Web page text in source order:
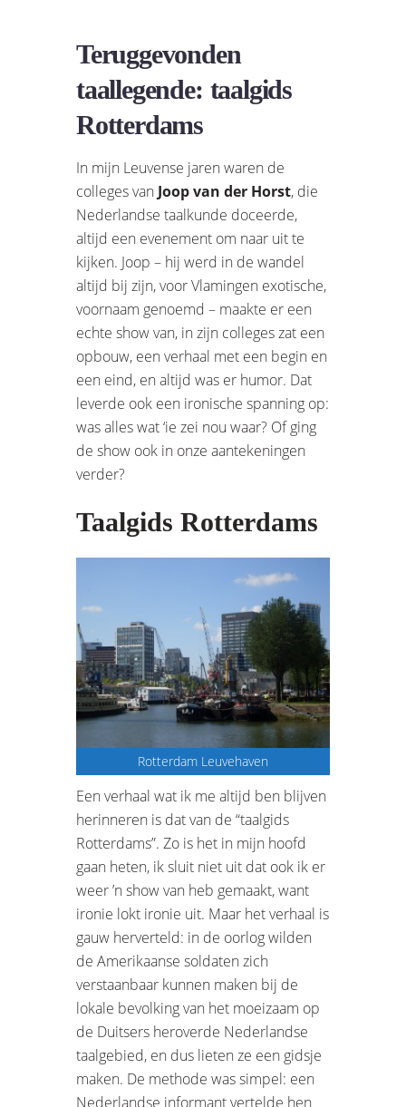
Teruggevonden
taallegende: taalgids
Rotterdams
In mijn Leuvense jaren waren de
colleges van Joop van der Horst, die
Nederlandse taalkunde doceerde,
altijd een evenement om naar uit te
kijken. Joop – hij werd in de wandel
altijd bij zijn, voor Vlamingen exotische,
voornaam genoemd – maakte er een
echte show van, in zijn colleges zat een
opbouw, een verhaal met een begin en
een eind, en altijd was er humor. Dat
leverde ook een ironische spanning op:
was alles wat ‘ie zei nou waar? Of ging
de show ook in onze aantekeningen
verder?
Taalgids Rotterdams
Rotterdam Leuvehaven
Een verhaal wat ik me altijd ben blijven
herinneren is dat van de “taalgids
Rotterdams”. Zo is het in mijn hoofd
gaan heten, ik sluit niet uit dat ook ik er
weer ’n show van heb gemaakt, want
ironie lokt ironie uit. Maar het verhaal is
gauw herverteld: in de oorlog wilden
de Amerikaanse soldaten zich
verstaanbaar kunnen maken bij de
lokale bevolking van het moeizaam op
de Duitsers heroverde Nederlandse
taalgebied, en dus lieten ze een gidsje
maken. De methode was simpel: een
Nederlandse informant vertelde hen